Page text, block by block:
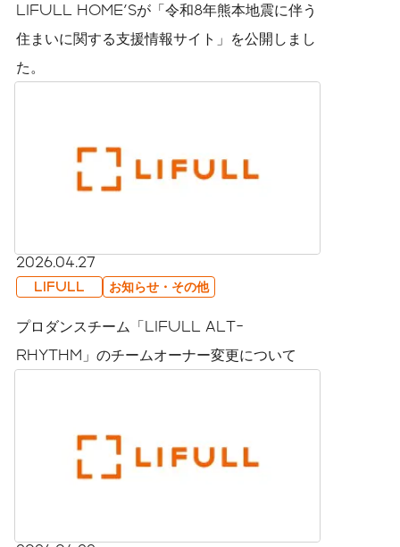
LIFULL HOME'Sが「令和8年熊本地震に伴う
住まいに関する支援情報サイト」を公開しまし
た。
2026.04.27
LIFULL お知らせ・その他
プロダンスチーム「LIFULL ALT-
RHYTHM」のチームオーナー変更について